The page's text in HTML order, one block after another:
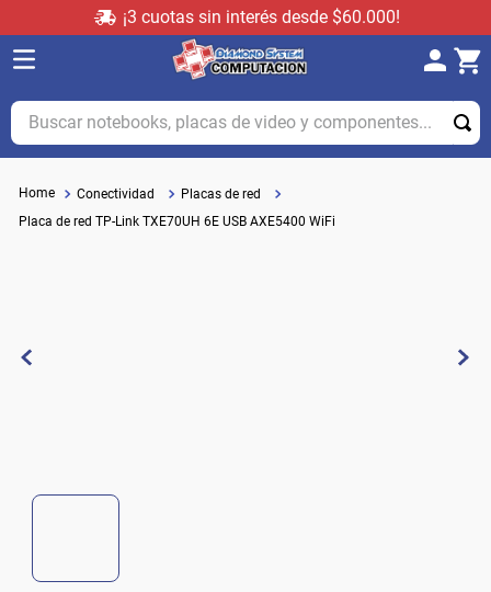
¡3 cuotas sin interés desde $60.000!
Buscar notebooks, placas de video y componentes...
Conectividad
Placas de red
Placa de red TP-Link TXE70UH 6E USB AXE5400 WiFi